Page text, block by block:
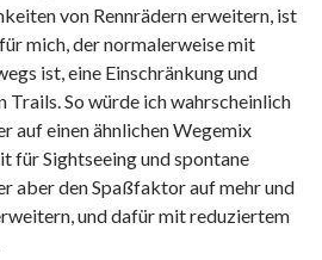
von Rennrädern erweitern, ist
mich, der normalerweise mit
ist, eine Einschränkung und
Trails. So würde ich wahrscheinlich
auf einen ähnlichen Wegemix
für Sightseeing und spontane
aber den Spaßfaktor auf mehr und
und dafür mit reduziertem